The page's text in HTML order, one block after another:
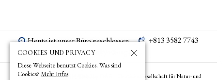
Heute ist unser Büro geschlossen.
+813 3582 7743
tokyo­@­oag­.­jp
© 1873 (明治6年) – 2026 ( ) by OAG – Deutsche Gesellschaft für Natur- und
COOKIES UND PRIVACY
Diese Webseite benutzt Cookies. Was sind
Cookies? Mehr Infos